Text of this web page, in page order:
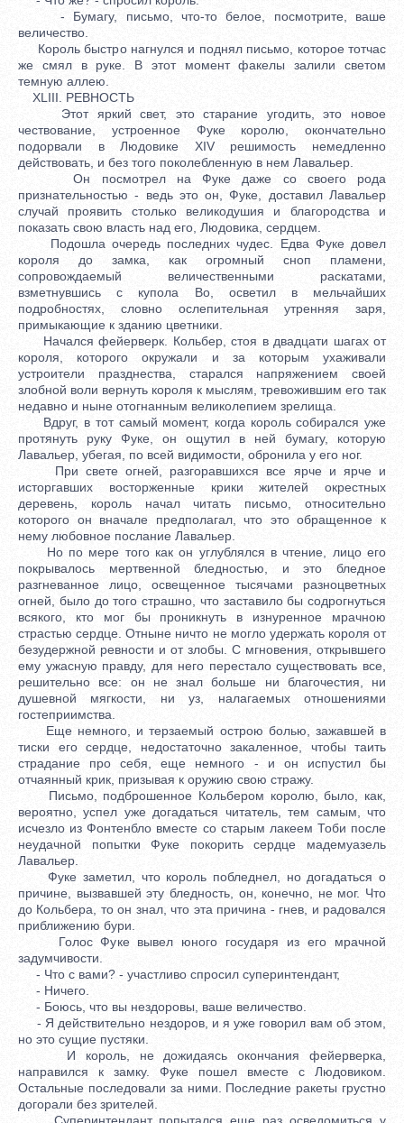
- Бумагу, письмо, что-то белое, посмотрите, ваше
величество.
Король быстро нагнулся и поднял письмо, которое тотчас
же смял в руке. В этот момент факелы залили светом
темную аллею.
XLIII. РЕВНОСТЬ
Этот яркий свет, это старание угодить, это новое
чествование, устроенное Фуке королю, окончательно
подорвали в Людовике XIV решимость немедленно
действовать, и без того поколебленную в нем Лавальер.
Он посмотрел на Фуке даже со своего рода
признательностью - ведь это он, Фуке, доставил Лавальер
случай проявить столько великодушия и благородства и
показать свою власть над его, Людовика, сердцем.
Подошла очередь последних чудес. Едва Фуке довел
короля до замка, как огромный сноп пламени,
сопровождаемый величественными раскатами,
взметнувшись с купола Во, осветил в мельчайших
подробностях, словно ослепительная утренняя заря,
примыкающие к зданию цветники.
Начался фейерверк. Кольбер, стоя в двадцати шагах от
короля, которого окружали и за которым ухаживали
устроители празднества, старался напряжением своей
злобной воли вернуть короля к мыслям, тревожившим его так
недавно и ныне отогнанным великолепием зрелища.
Вдруг, в тот самый момент, когда король собирался уже
протянуть руку Фуке, он ощутил в ней бумагу, которую
Лавальер, убегая, по всей видимости, обронила у его ног.
При свете огней, разгоравшихся все ярче и ярче и
исторгавших восторженные крики жителей окрестных
деревень, король начал читать письмо, относительно
которого он вначале предполагал, что это обращенное к
нему любовное послание Лавальер.
Но по мере того как он углублялся в чтение, лицо его
покрывалось мертвенной бледностью, и это бледное
разгневанное лицо, освещенное тысячами разноцветных
огней, было до того страшно, что заставило бы содрогнуться
всякого, кто мог бы проникнуть в изнуренное мрачною
страстью сердце. Отныне ничто не могло удержать короля от
безудержной ревности и от злобы. С мгновения, открывшего
ему ужасную правду, для него перестало существовать все,
решительно все: он не знал больше ни благочестия, ни
душевной мягкости, ни уз, налагаемых отношениями
гостеприимства.
Еще немного, и терзаемый острою болью, зажавшей в
тиски его сердце, недостаточно закаленное, чтобы таить
страдание про себя, еще немного - и он испустил бы
отчаянный крик, призывая к оружию свою стражу.
Письмо, подброшенное Кольбером королю, было, как,
вероятно, успел уже догадаться читатель, тем самым, что
исчезло из Фонтенбло вместе со старым лакеем Тоби после
неудачной попытки Фуке покорить сердце мадемуазель
Лавальер.
Фуке заметил, что король побледнел, но догадаться о
причине, вызвавшей эту бледность, он, конечно, не мог. Что
до Кольбера, то он знал, что эта причина - гнев, и радовался
приближению бури.
Голос Фуке вывел юного государя из его мрачной
задумчивости.
- Что с вами? - участливо спросил суперинтендант,
- Ничего.
- Боюсь, что вы нездоровы, ваше величество.
- Я действительно нездоров, и я уже говорил вам об этом,
но это сущие пустяки.
И король, не дожидаясь окончания фейерверка,
направился к замку. Фуке пошел вместе с Людовиком.
Остальные последовали за ними. Последние ракеты грустно
догорали без зрителей.
Суперинтендант попытался еще раз осведомиться у